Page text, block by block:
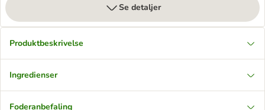
Se detaljer
Produktbeskrivelse
Ingredienser
Foderanbefaling